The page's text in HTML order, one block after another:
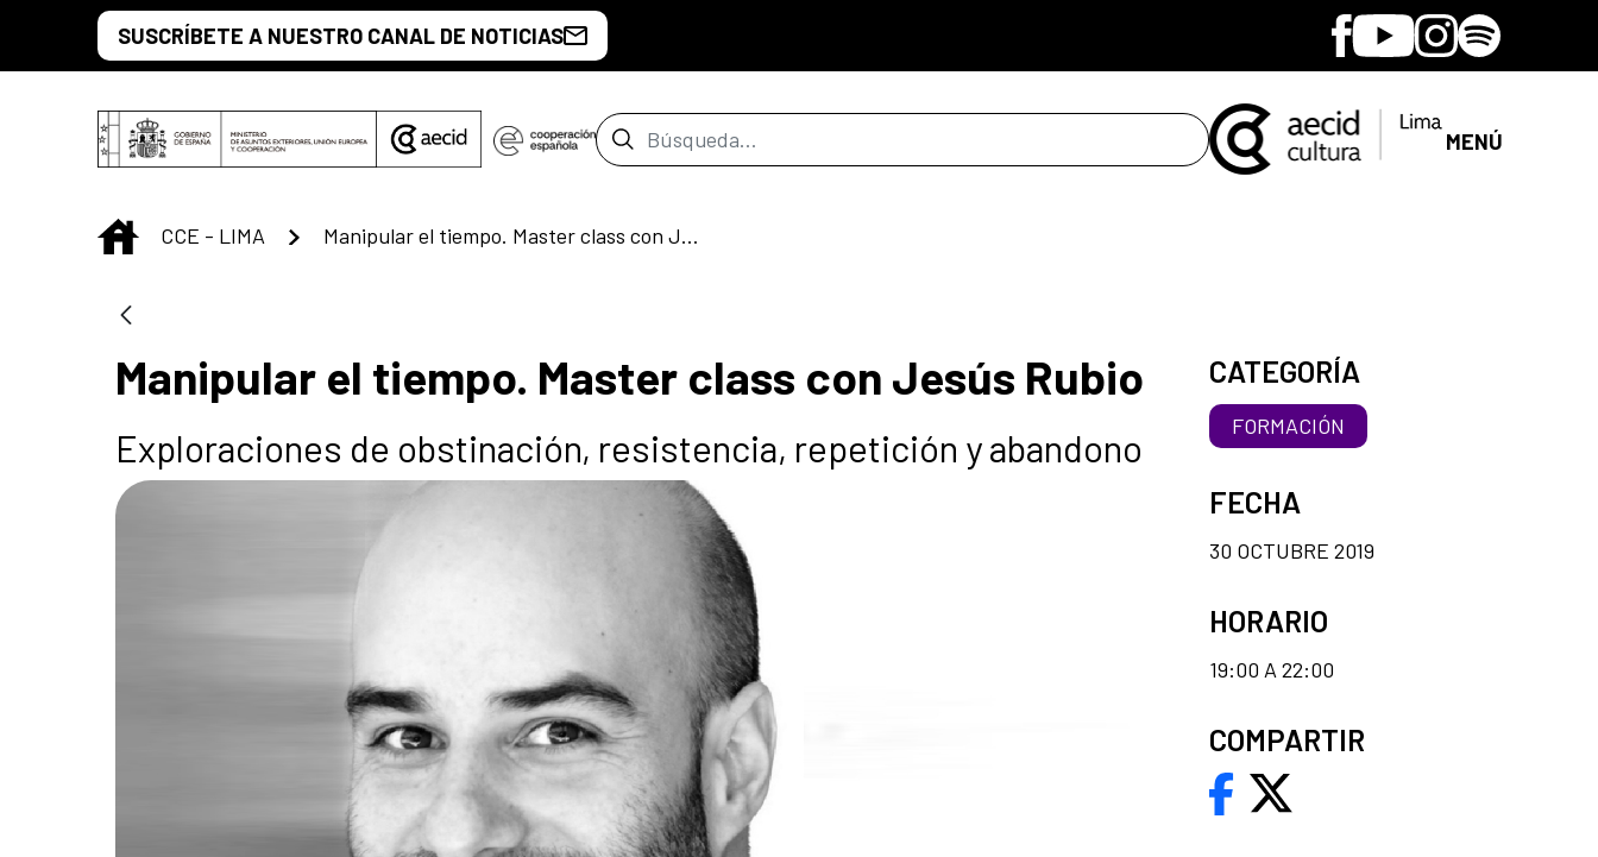
Saltar al contenido principal
SUSCRÍBETE A NUESTRO CANAL DE NOTICIAS Facebook
YoutubeInstagram
Spotify
Barra de búsqueda MENÚ
INICIO
CCE - LIMA Manipular el tiempo. Master class con Jesús Rubio
Manipular el tiempo. Master class con Jesús Rubio
Exploraciones de obstinación, resistencia, repetición y abandono
CATEGORÍA
FORMACIÓN
FECHA
30 OCTUBRE 2019
HORARIO
19:00 A 22:00
COMPARTIR